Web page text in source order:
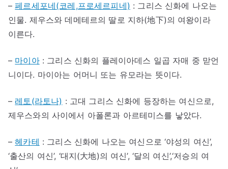
–페르세포네(코레,프로세르피네) : 그리스 신화에 나오는
인물. 제우스와 데메테르의 딸로 지하(地下)의 여왕이라
이른다.
– 마이아: 그리스 신화의 플레이아데스 일곱 자매 중 맏언
니이다. 마이아는 어머니 또는 유모라는 뜻이다.
– 레토(라토나) : 고대 그리스 신화에 등장하는 여신으로,
제우스와의 사이에서 아폴론과 아르테미스를 낳았다.
–헤카테 : 그리스 신화에 나오는 여신으로 ‘야성의 여신’,
‘출산의 여신’, ‘대지(大地)의 여신’, ‘달의 여신’,‘저승의 여